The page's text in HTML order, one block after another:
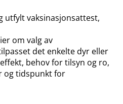
utfylt vaksinasjonsattest,
om valg av
det enkelte dyr eller
behov for tilsyn og ro,
og tidspunkt for